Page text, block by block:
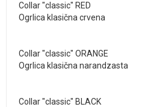
Collar "classic" RED
Ogrlica klasična crvena
Collar "classic" ORANGE
Ogrlica klasična narandzasta
Collar "classic" BLACK